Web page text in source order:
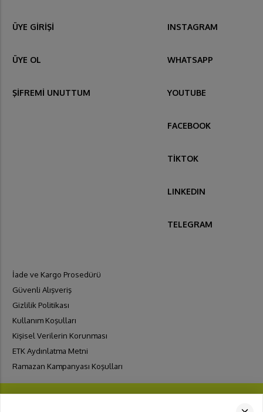
ÜYE GİRİŞİ
ÜYE OL
ŞİFREMİ UNUTTUM
INSTAGRAM
WHATSAPP
YOUTUBE
FACEBOOK
TİKTOK
LINKEDIN
TELEGRAM
İade ve Kargo Prosedürü
Güvenli Alışveriş
Gizlilik Politikası
Kullanım Koşulları
Kişisel Verilerin Korunması
ETK Aydınlatma Metni
Ramazan Kampanyası Koşulları